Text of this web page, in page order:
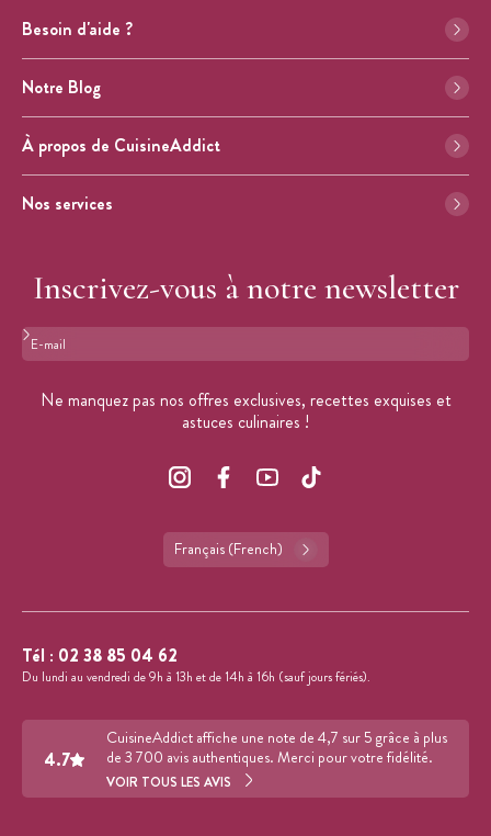
Besoin d'aide ?
Notre Blog
À propos de CuisineAddict
Nos services
Inscrivez-vous à notre newsletter
Format : adresse@email.com
Ne manquez pas nos offres exclusives, recettes exquises et
astuces culinaires !
Français (French)
Tél : 02 38 85 04 62
Du lundi au vendredi de 9h à 13h et de 14h à 16h (sauf jours fériés).
4.7
CuisineAddict affiche une note de 4,7 sur 5 grâce à plus
de 3 700 avis authentiques. Merci pour votre fidélité.
VOIR TOUS LES AVIS